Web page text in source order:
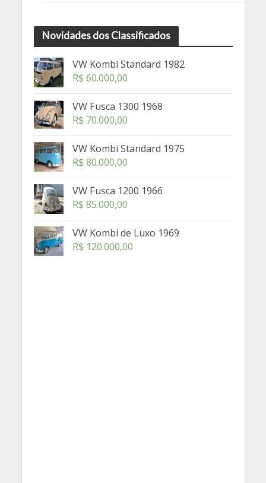
Novidades dos Classificados
VW Kombi Standard 1982
R$ 60.000,00
VW Fusca 1300 1968
R$ 70.000,00
VW Kombi Standard 1975
R$ 80.000,00
VW Fusca 1200 1966
R$ 85.000,00
VW Kombi de Luxo 1969
R$ 120.000,00